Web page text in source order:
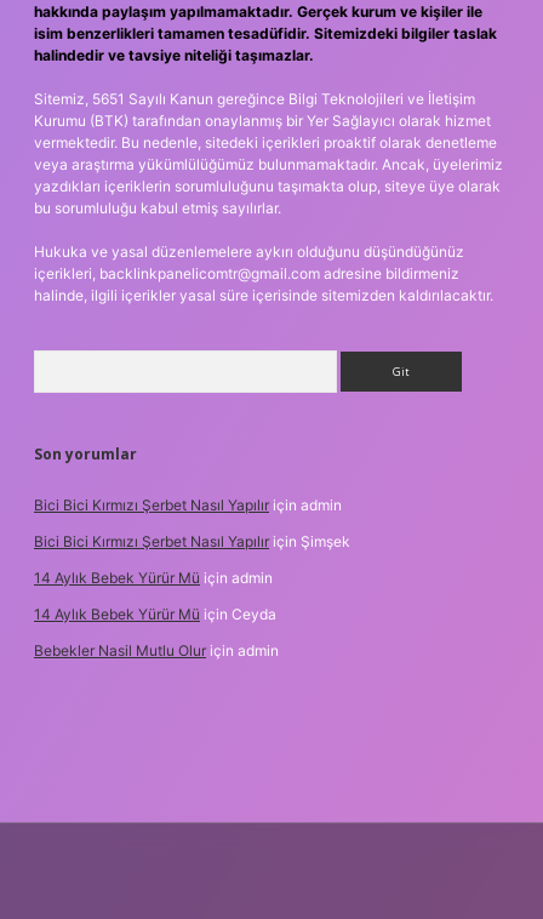
hakkında paylaşım yapılmamaktadır. Gerçek kurum ve kişiler ile
isim benzerlikleri tamamen tesadüfidir. Sitemizdeki bilgiler taslak
halindedir ve tavsiye niteliği taşımazlar.
Sitemiz, 5651 Sayılı Kanun gereğince Bilgi Teknolojileri ve İletişim
Kurumu (BTK) tarafından onaylanmış bir Yer Sağlayıcı olarak hizmet
vermektedir. Bu nedenle, sitedeki içerikleri proaktif olarak denetleme
veya araştırma yükümlülüğümüz bulunmamaktadır. Ancak, üyelerimiz
yazdıkları içeriklerin sorumluluğunu taşımakta olup, siteye üye olarak
bu sorumluluğu kabul etmiş sayılırlar.
Hukuka ve yasal düzenlemelere aykırı olduğunu düşündüğünüz
içerikleri, backlinkpanelicomtr@gmail.com adresine bildirmeniz
halinde, ilgili içerikler yasal süre içerisinde sitemizden kaldırılacaktır.
Son yorumlar
Bici Bici Kırmızı Şerbet Nasıl Yapılır için admin
Bici Bici Kırmızı Şerbet Nasıl Yapılır için Şimşek
14 Aylık Bebek Yürür Mü için admin
14 Aylık Bebek Yürür Mü için Ceyda
Bebekler Nasil Mutlu Olur için admin